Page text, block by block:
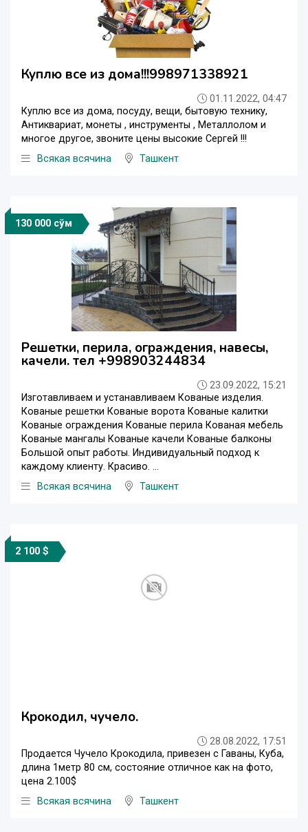
Куплю все из дома!!!998971338921
01.11.2022, 04:47
Куплю все из дома, посуду, вещи, бытовую технику,
Антиквариат, монеты , инструменты , Металлолом и
многое другое, звоните цены высокие Сергей !!!
Всякая всячина
Ташкент
130 000 сўм
Решетки, перила, ограждения, навесы,
качели. тел +998903244834
23.09.2022, 15:21
Изготавливаем и устанавливаем Кованые изделия.
Кованые решетки Кованые ворота Кованые калитки
Кованые ограждения Кованые перила Кованая мебель
Кованые мангалы Кованые качели Кованые балконы
Большой опыт работы. Индивидуальный подход к
каждому клиенту. Красиво. ...
Всякая всячина
Ташкент
2 100 $
Крокодил, чучело.
28.08.2022, 17:51
Продается Чучело Крокодила, привезен с Гаваны, Куба,
длина 1метр 80 см, состояние отличное как на фото,
цена 2.100$
Всякая всячина
Ташкент